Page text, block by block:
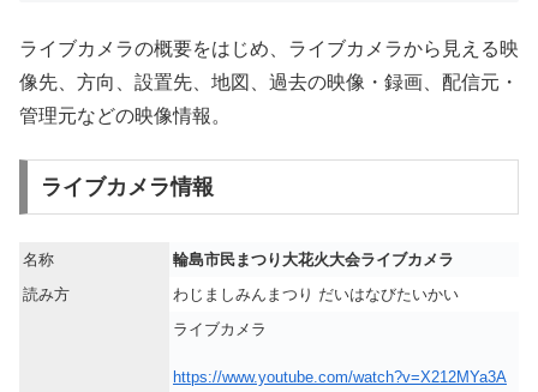
ライブカメラの概要をはじめ、ライブカメラから見える映
像先、方向、設置先、地図、過去の映像・録画、配信元・
管理元などの映像情報。
ライブカメラ情報
名称
輪島市民まつり大花火大会ライブカメラ
読み方
わじましみんまつり だいはなびたいかい
ライブカメラ
https://www.youtube.com/watch?v=X212MYa3A